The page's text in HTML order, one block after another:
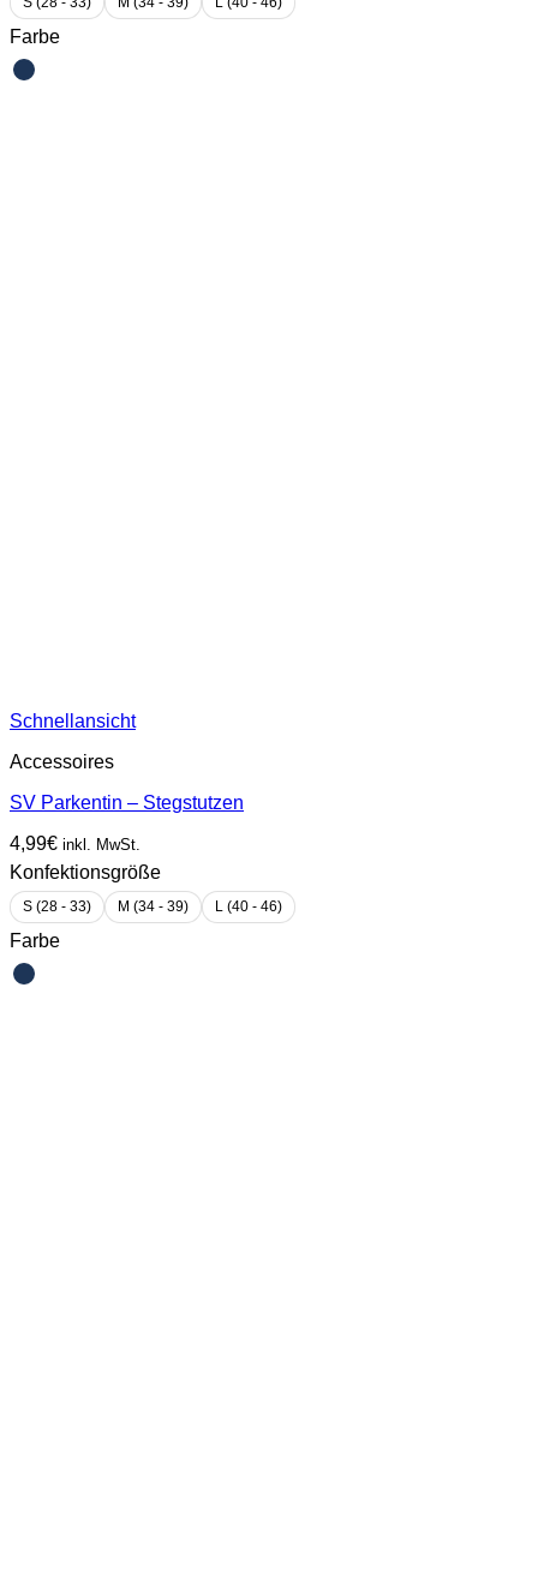
Farbe
Schnellansicht
Accessoires
SV Parkentin – Stegstutzen
4,99€ inkl. MwSt.
Konfektionsgröße
S (28 - 33) M (34 - 39) L (40 - 46)
Farbe